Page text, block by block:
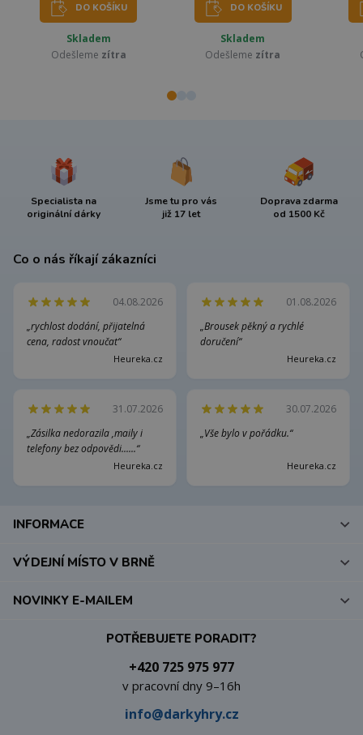
DO KOŠÍKU
Skladem
Odešleme zítra
DO KOŠÍKU
Skladem
Odešleme zítra
Specialista na
originální dárky
Jsme tu pro vás
již 17 let
Doprava zdarma
od 1500 Kč
Co o nás říkají zákazníci
04.08.2026
„rychlost dodání, přijatelná
cena, radost vnoučat“
Heureka.cz
01.08.2026
„Brousek pěkný a rychlé
doručení“
Heureka.cz
31.07.2026
„Zásilka nedorazila ,maily i
telefony bez odpovědi......“
Heureka.cz
30.07.2026
„Vše bylo v pořádku.“
Heureka.cz
INFORMACE
VÝDEJNÍ MÍSTO V BRNĚ
POTŘEBUJETE PORADIT?
+420 725 975 977
v pracovní dny 9–16h
info@darkyhry.cz
NOVINKY E-MAILEM